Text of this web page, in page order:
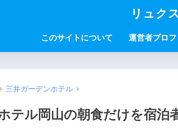
リュク
このサイトについて 運営者プロ
三井ガーデンホテル
テル岡山の朝食だけを宿泊